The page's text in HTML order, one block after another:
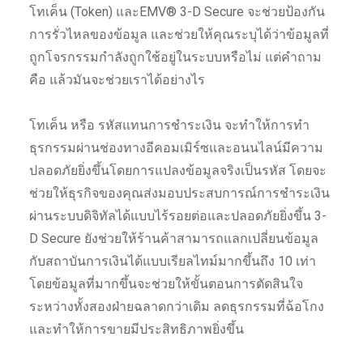
โทเค็น (Token) และEMV® 3-D Secure จะช่วยป้องกัน
การรั่วไหลของข้อมูล และช่วยให้คุณระบุได้ว่าข้อมูลที่
ถูกโจรกรรมกำลังถูกใช้อยู่ในระบบหรือไม่ แต่คำถาม
คือ แล้วมันจะช่วยเราได้อย่างไร
โทเค็น หรือ รหัสแทนการชำระเงิน จะทำให้การทำ
ธุรกรรมผ่านช่องทางอีคอมเมิร์ซและอนนไลน์มีความ
ปลอดภัยยิ่งขึ้นโดยการแปลงข้อมูลจริงเป็นรหัส โดยจะ
ช่วยให้ธุรกิจของคุณส่งมอบประสบการณ์การชำระเงิน
ผ่านระบบดิจิทัลได้แบบไร้รอยต่อและปลอดภัยยิ่งขึ้น 3-
D Secure ยังช่วยให้ร้านค้าสามารถแลกเปลี่ยนข้อมูล
กับสถาบันการเงินได้แบบเรียลไทม์มากขึ้นถึง 10 เท่า
โดยข้อมูลที่มากขึ้นจะช่วยให้ขั้นตอนการตัดสินใจ
ระหว่างทั้งสองฝ่ายฉลาดกว่าเดิม ลดธุรกรรมที่ฉ้อโกง
และทำให้การขายมีประสิทธิภาพยิ่งขึ้น